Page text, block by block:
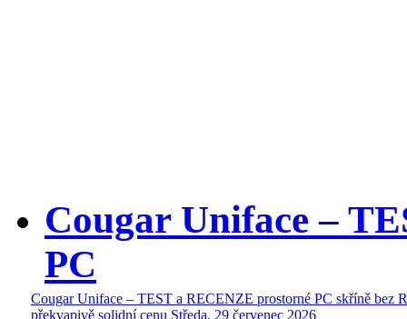
Cougar Uniface –
PC
Cougar Uniface – TEST a RECENZE prostorné PC skříně bez
překvapivě solidní cenu Středa, 29 červenec 2026